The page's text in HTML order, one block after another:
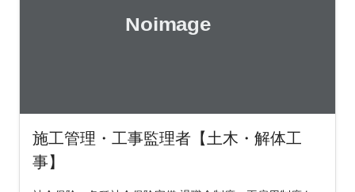
施工管理・工事監理者【土木・解体工
事】